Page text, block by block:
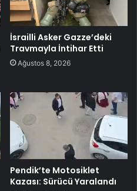
İsrailli Asker Gazze’deki
Travmayla İntihar Etti
Ağustos 8, 2026
Pendik’te Motosiklet
Kazası: Sürücü Yaralandı